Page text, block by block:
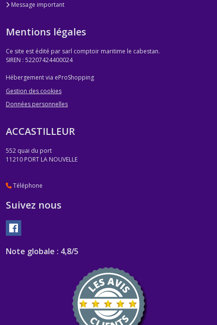
Message important
Mentions légales
Ce site est édité par sarl comptoir maritime le cabestan.
SIREN : 52207424400024
Hébergement via eProShopping
Gestion des cookies
Données personnelles
ACCASTILLEUR
552 quai du port
11210 PORT LA NOUVELLE
Téléphone
Suivez nous
Note globale : 4,8/5